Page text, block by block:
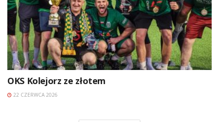
OKS Kolejorz ze złotem
22 CZERWCA 2026